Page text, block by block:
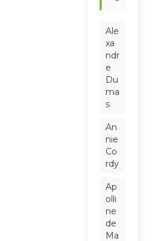
Ale
xa
ndr
e
Du
ma
s
An
nie
Co
rdy
Ap
olli
ne
de
Ma